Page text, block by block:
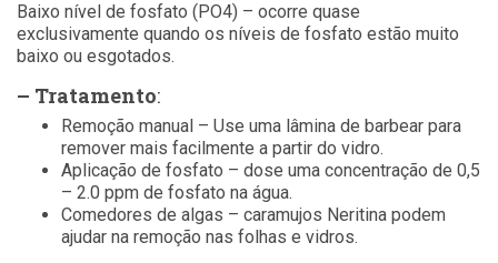
Baixo nível de fosfato (PO4) – ocorre quase
exclusivamente quando os níveis de fosfato estão muito
baixo ou esgotados.
– Tratamento:
Remoção manual – Use uma lâmina de barbear para
remover mais facilmente a partir do vidro.
Aplicação de fosfato – dose uma concentração de 0,5
– 2.0 ppm de fosfato na água.
Comedores de algas – caramujos Neritina podem
ajudar na remoção nas folhas e vidros.